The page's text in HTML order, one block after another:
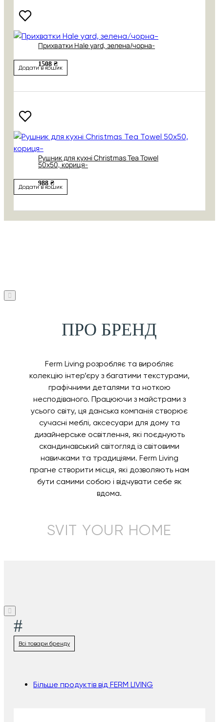
Прихватки Hale yard, зелена/чорна-
1508 ₴
Додати в кошик
Рушник для кухні Christmas Tea Towel
50х50, кориця-
988 ₴
Додати в кошик
ПРО БРЕНД
Ferm Living розробляє та виробляє
колекцію інтер’єру з багатими текстурами,
графічними деталями та ноткою
несподіваного. Працюючи з майстрами з
усього світу, ця данська компанія створює
сучасні меблі, аксесуари для дому та
дизайнерське освітлення, які поєднують
скандинавський світогляд із світовими
навичками та традиціями. Ferm Living
прагне створити місця, які дозволяють нам
бути самими собою і відчувати себе як
вдома.
SVIT YOUR HOME
#
Всі товари бренду
Більше продуктів від FERM LIVING